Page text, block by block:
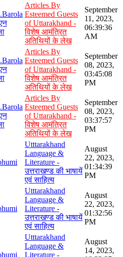
Articles By
Esteemed Guests
of Uttarakhand -
विशेष आमंत्रित
अतिथियों के लेख
September
11, 2023,
06:39:36
AM
Articles By
Esteemed Guests
of Uttarakhand -
विशेष आमंत्रित
अतिथियों के लेख
September
08, 2023,
03:45:08
PM
Articles By
Esteemed Guests
of Uttarakhand -
विशेष आमंत्रित
अतिथियों के लेख
September
08, 2023,
03:37:57
PM
Utttarakhand
Language &
Literature -
उत्तराखण्ड की भाषायें
एवं साहित्य
August
22, 2023,
01:34:39
PM
Utttarakhand
Language &
Literature -
उत्तराखण्ड की भाषायें
एवं साहित्य
August
22, 2023,
01:32:56
PM
Utttarakhand
Language &
Literature -
August
14, 2023,